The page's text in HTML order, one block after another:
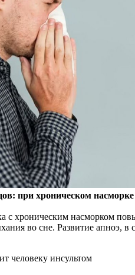
при хроническом
с хроническим насморком
во сне. Развитие апноэ,
человеку инсультом